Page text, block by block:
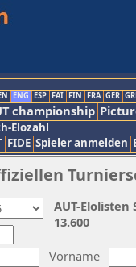
ENG ESP FAI FIN FRA GER
championship
Elozahl
FIDE Spieler anmelden
Vorname
AUT-Elolisten
13.600